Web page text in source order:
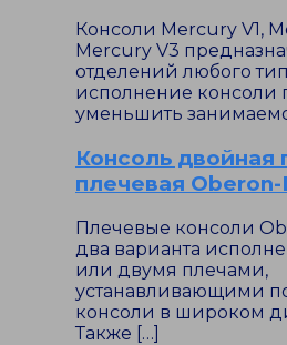
Консоли Mercury V1,
Mercury V3
отделений любого
исполнение консоли
уменьшить
Консоль двойная
плечевая
Плечевые консоли
два варианта
или двумя плечами,
устанавливающими
консоли в широком
Также […]